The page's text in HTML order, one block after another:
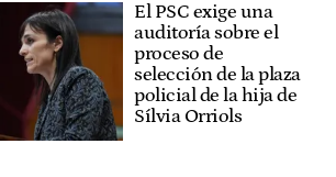
El PSC exige una
auditoría sobre el
proceso de
selección de la plaza
policial de la hija de
Sílvia Orriols